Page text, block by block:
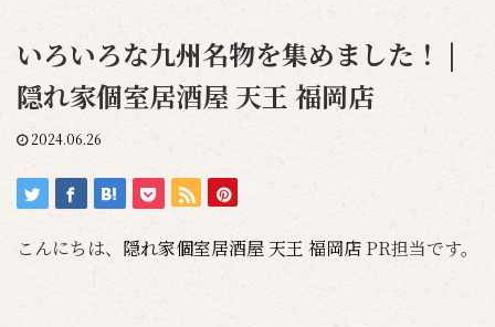
いろいろな九州名物を集めました！ |
隠れ家個室居酒屋 天王 福岡店
2024.06.26
こんにちは、 隠れ家個室居酒屋 天王 福岡店 PR担当です。